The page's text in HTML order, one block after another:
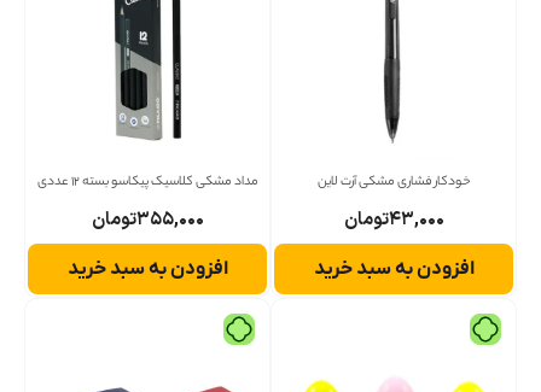
خودکار فشاری مشکی آرت لاین
۴۳,۰۰۰تومان
افزودن به سبد خرید
مداد مشکی کلاسیک پیکاسو بسته 12 عددی
۳۵۵,۰۰۰تومان
افزودن به سبد خرید